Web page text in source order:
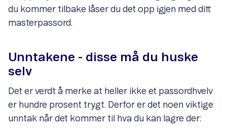
du kommer tilbake låser du det opp igjen med ditt
masterpassord.
Unntakene - disse må du huske
selv
Det er verdt å merke at heller ikke et passordhvelv
er hundre prosent trygt. Derfor er det noen viktige
unntak når det kommer til hva du kan lagre der: